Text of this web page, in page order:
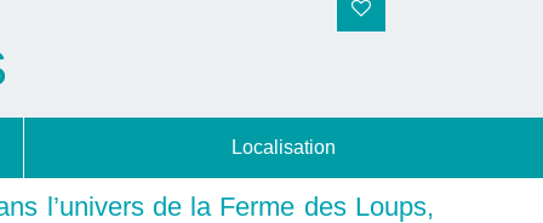
Localisation
l’univers de la Ferme des Loups,